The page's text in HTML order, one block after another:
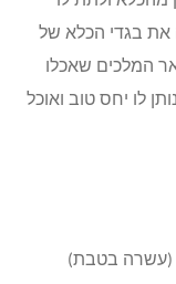
את בגדי הכלא של
המלכים שאכלו
לו יחס טוב ואוכל
(עשרה בטבת)